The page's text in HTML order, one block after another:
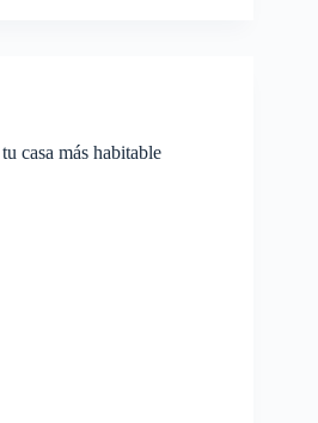
casa más habitable